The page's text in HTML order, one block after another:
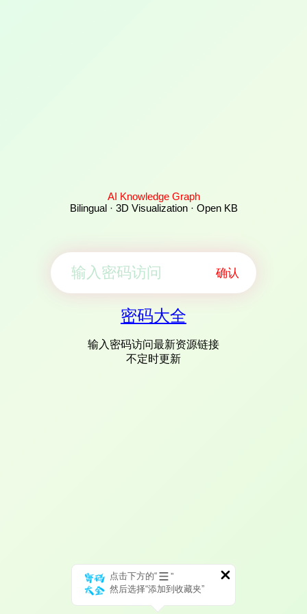
AI Knowledge Graph
Bilingual · 3D Visualization · Open KB
确认
密码大全
输入密码访问最新资源链接
不定时更新
点击下方的“
”
然后选择“添加到收藏夹”